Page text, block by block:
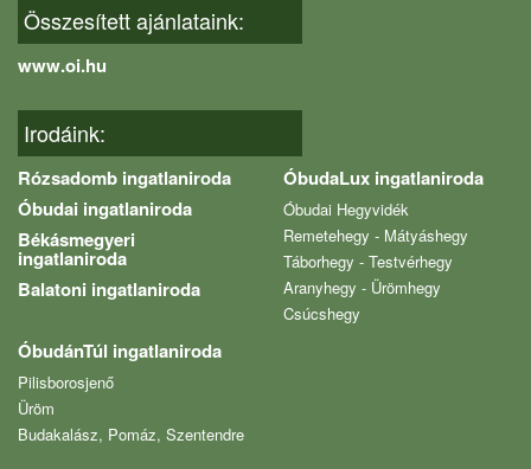
Összesített ajánlataink:
www.oi.hu
Irodáink:
Rózsadomb ingatlaniroda
Óbudai ingatlaniroda
Békásmegyeri
ingatlaniroda
Balatoni ingatlaniroda
ÓbudaLux ingatlaniroda
Óbudai Hegyvidék
Remetehegy - Mátyáshegy
Táborhegy - Testvérhegy
Aranyhegy - Ürömhegy
Csúcshegy
ÓbudánTúl ingatlaniroda
Pilisborosjenő
Üröm
Budakalász, Pomáz, Szentendre